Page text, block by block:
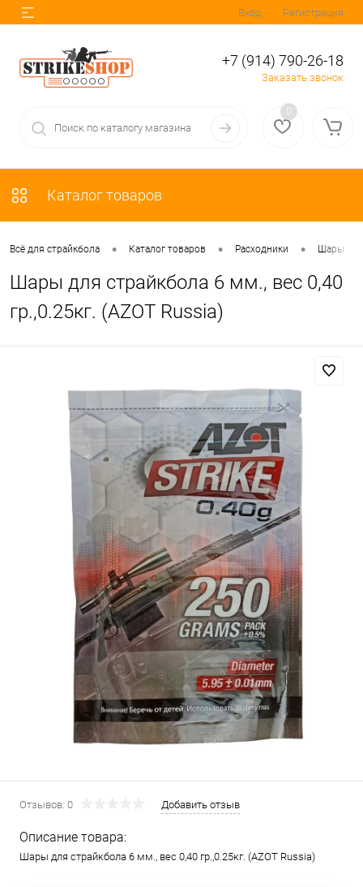
Вход Регистрация
+7 (914) 790-26-18
Заказать звонок
0
Каталог товаров
Всё для страйкбола • Каталог товаров • Расходники • Шары
Шары для страйкбола 6 мм., вес 0,40
гр.,0.25кг. (AZOT Russia)
Отзывов: 0 Добавить отзыв
Описание товара:
Шары для страйкбола 6 мм., вес 0,40 гр.,0.25кг. (AZOT Russia)